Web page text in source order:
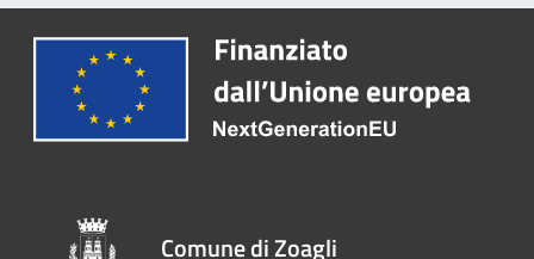
Comune di Zoagli